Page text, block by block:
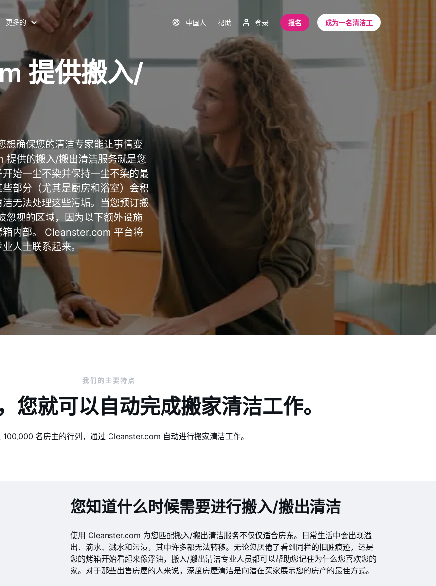
更多的 中国人 帮助 登录 报名 成为一名清洁工
提供搬入/
想确保您的清洁专家能让事情变
供的搬入/搬出清洁服务就是您
始一尘不染并保持一尘不染的最
部分（尤其是厨房和浴室）会积
无法处理这些污垢。当您预订搬
忽视的区域，因为以下额外设施
内部。 Cleanster.com 平台将
人士联系起来。
我们的主要特点
您就可以自动完成搬家清洁工作。
100,000 名房主的行列，通过 Cleanster.com 自动进行搬家清洁工作。
您知道什么时候需要进行搬入/搬出清洁
使用 Cleanster.com 为您匹配搬入/搬出清洁服务不仅仅适合房东。日常生活中会出现溢
出、滴水、溅水和污渍，其中许多都无法转移。无论您厌倦了看到同样的旧脏痕迹，还是
您的烤箱开始看起来像浮油，搬入/搬出清洁专业人员都可以帮助您记住为什么您喜欢您的
家。对于那些出售房屋的人来说，深度房屋清洁是向潜在买家展示您的房产的最佳方式。